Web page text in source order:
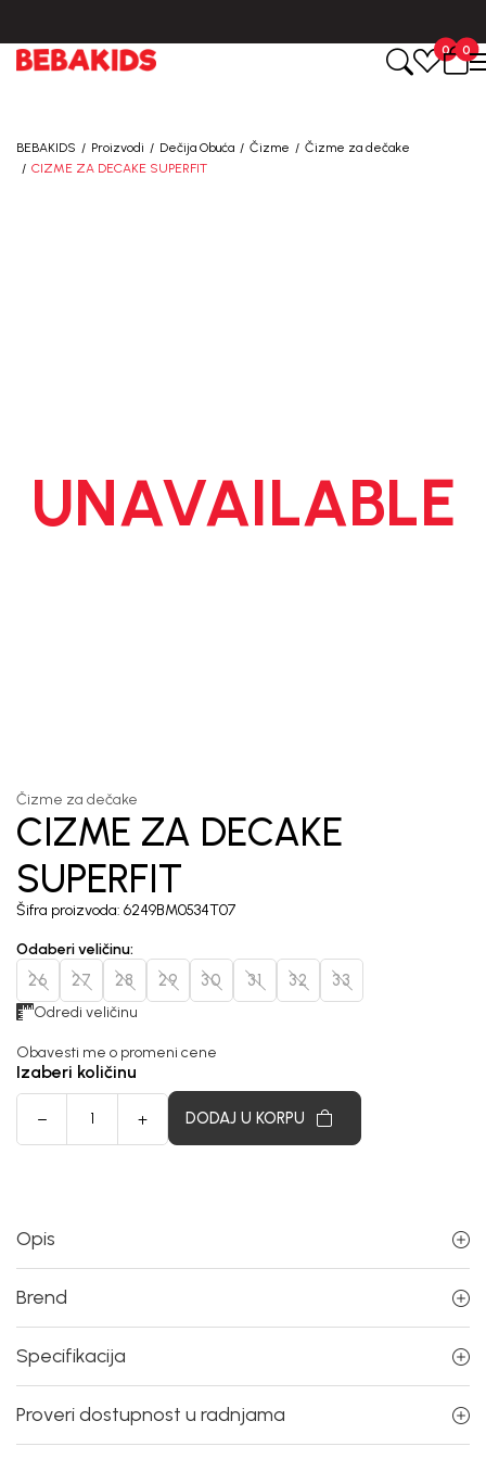
0
0
BEBAKIDS Proizvodi Dečija Obuća Čizme
Čizme za dečake
CIZME ZA DECAKE SUPERFIT
UNAVAILABLE
Čizme za dečake
CIZME ZA DECAKE
SUPERFIT
Šifra proizvoda: 6249BM0534T07
Odaberi veličinu:
26 27 28 29 30 31 32 33
Odredi veličinu
Obavesti me o promeni cene
Izaberi količinu
DODAJ U KORPU
Opis
Brend
Specifikacija
Proveri dostupnost u radnjama